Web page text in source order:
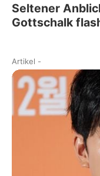
Seltener
Gottschalk
Artikel -